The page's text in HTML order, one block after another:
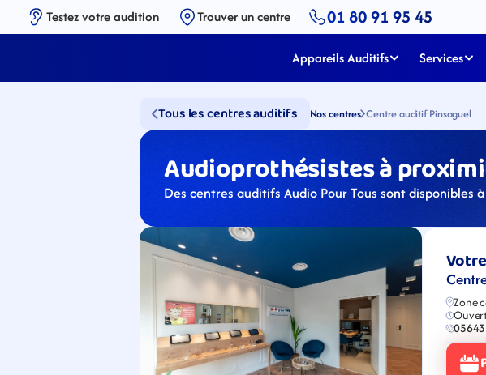
Testez votre audition Trouver un centre 01 80 91 95 45
Appareils Auditifs Services
Tous les centres auditifs Nos centres Centre auditif Pinsaguel
Audioprothésistes à
Des centres auditifs Audio Pour Tous sont disponibles
Zone